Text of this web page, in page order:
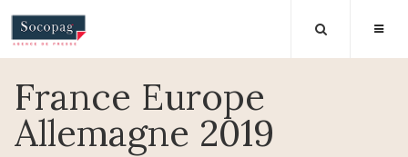
France Europe
Allemagne 2019